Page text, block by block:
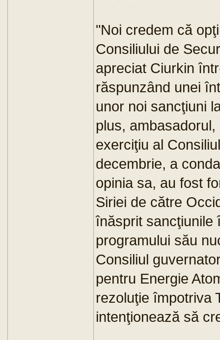
"Noi credem că
Consiliului de
apreciat Ciurkin
răspunzând unei
unor noi sancţiuni
plus,
exerciţiu al
decembrie, a
opinia sa, au fost
Siriei de către
înăsprit sancţiunile
programului său
Consiliul
pentru Energie
rezoluţie împotriva
intenţionează să